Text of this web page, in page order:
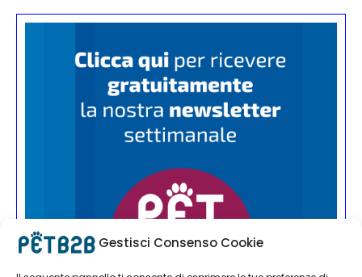
Gestisci Consenso Cookie